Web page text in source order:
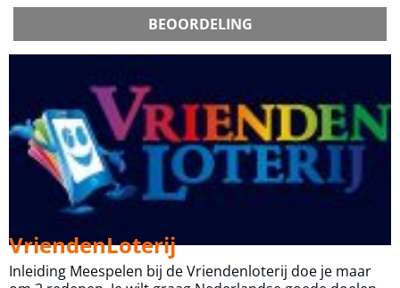
BEOORDELING
VriendenLoterij
Inleiding Meespelen bij de Vriendenloterij doe je maar